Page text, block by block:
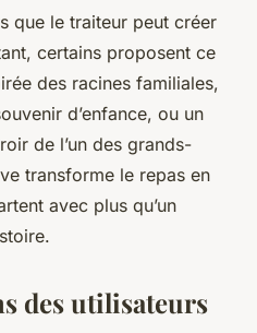
que le traiteur peut créer
certains proposent ce
des racines familiales,
d’enfance, ou un
de l’un des grands-
transforme le repas en
avec plus qu’un
des utilisateurs